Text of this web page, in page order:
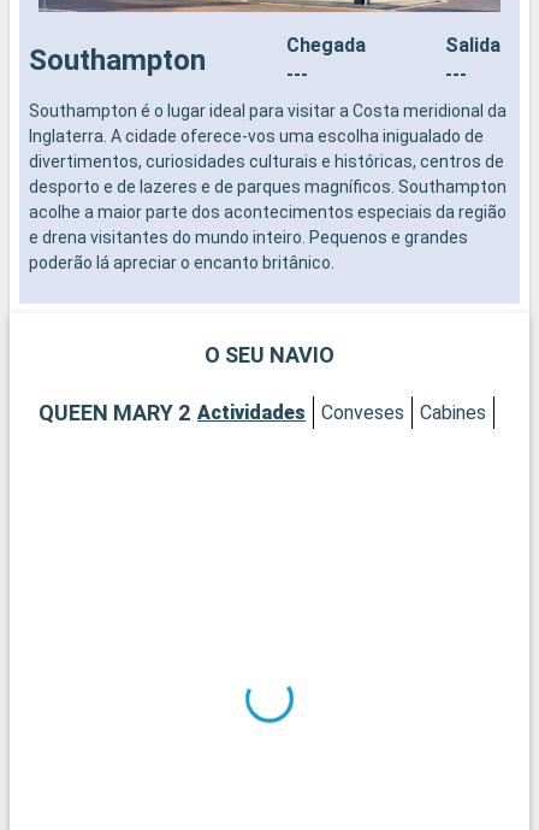
Southampton
Chegada
---
Salida
---
Southampton é o lugar ideal para visitar a Costa meridional da
Inglaterra. A cidade oferece-vos uma escolha inigualado de
divertimentos, curiosidades culturais e históricas, centros de
desporto e de lazeres e de parques magníficos. Southampton
acolhe a maior parte dos acontecimentos especiais da região
e drena visitantes do mundo inteiro. Pequenos e grandes
poderão lá apreciar o encanto britânico.
O SEU NAVIO
QUEEN MARY 2 Actividades Conveses Cabines